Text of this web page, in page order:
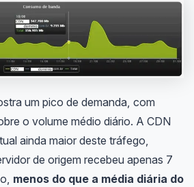
um pico de demanda, com
o volume médio diário. A CDN
ainda maior deste tráfego,
de origem recebeu apenas 7
menos do que a média diária do